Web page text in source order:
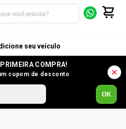
seu veículo
COMPRA!
cupom de desconto
OK